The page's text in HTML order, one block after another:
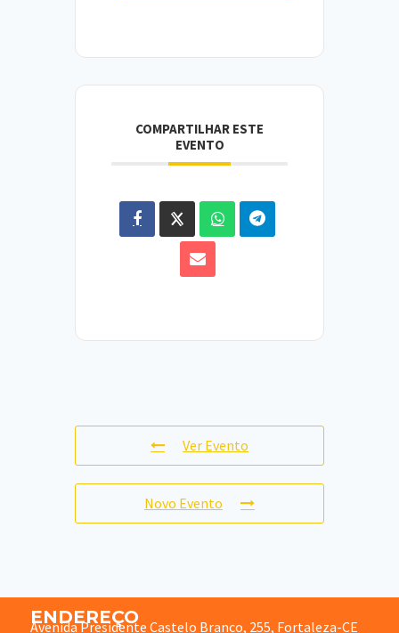
COMPARTILHAR ESTE
EVENTO
Ver Evento
Novo Evento
ENDEREÇO
Avenida Presidente Castelo Branco, 255, Fortaleza-CE